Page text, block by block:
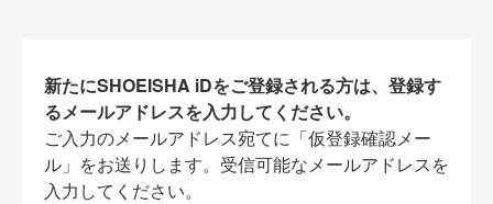
新たにSHOEISHA iDをご登録される方は、登録す
るメールアドレスを入力してください。
ご入力のメールアドレス宛てに「仮登録確認メー
ル」をお送りします。受信可能なメールアドレスを
入力してください。